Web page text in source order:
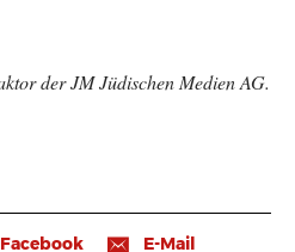
der JM Jüdischen Medien AG.
Facebook 📧 E-Mail